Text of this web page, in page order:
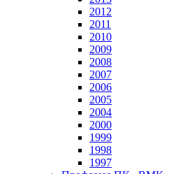
2012
2011
2010
2009
2008
2007
2006
2005
2004
2000
1999
1998
1997